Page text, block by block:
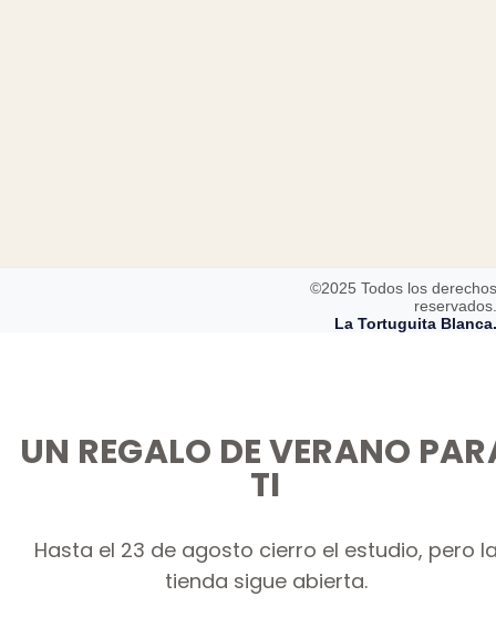
©2025 Todos los derechos
reservados.
La Tortuguita Blanca.
UN REGALO DE VERANO
TI
Hasta el 23 de agosto cierro el estudio, pero
tienda sigue abierta.